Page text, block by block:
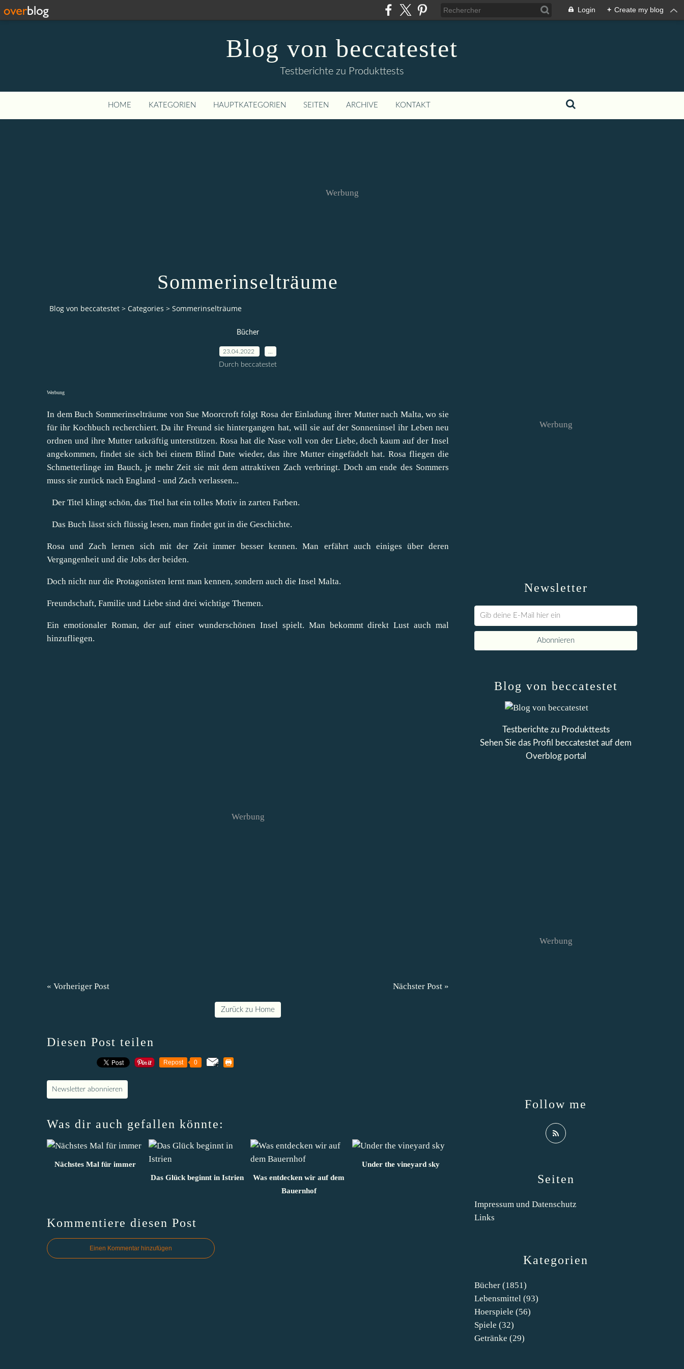
Login + Create my blog
Blog von beccatestet
Testberichte zu Produkttests
HOME KATEGORIEN HAUPTKATEGORIEN SEITEN ARCHIVE KONTAKT
Werbung
Sommerinselträume
Blog von beccatestet > Categories > Sommerinselträume
Bücher
23.04.2022
Durch beccatestet
Werbung
In dem Buch Sommerinselträume von Sue Moorcroft folgt Rosa der Einladung ihrer Mutter nach Malta, wo sie
für ihr Kochbuch recherchiert. Da ihr Freund sie hintergangen hat, will sie auf der Sonneninsel ihr Leben neu
ordnen und ihre Mutter tatkräftig unterstützen. Rosa hat die Nase voll von der Liebe, doch kaum auf der Insel
angekommen, findet sie sich bei einem Blind Date wieder, das ihre Mutter eingefädelt hat. Rosa fliegen die
Schmetterlinge im Bauch, je mehr Zeit sie mit dem attraktiven Zach verbringt. Doch am ende des Sommers
muss sie zurück nach England - und Zach verlassen...
Der Titel klingt schön, das Titel hat ein tolles Motiv in zarten Farben.
Das Buch lässt sich flüssig lesen, man findet gut in die Geschichte.
Rosa und Zach lernen sich mit der Zeit immer besser kennen. Man erfährt auch einiges über deren
Vergangenheit und die Jobs der beiden.
Doch nicht nur die Protagonisten lernt man kennen, sondern auch die Insel Malta.
Freundschaft, Familie und Liebe sind drei wichtige Themen.
Ein emotionaler Roman, der auf einer wunderschönen Insel spielt. Man bekommt direkt Lust auch mal
hinzufliegen.
Werbung
« Vorheriger Post Nächster Post »
Zurück zu Home
Diesen Post teilen
Repost 0
Newsletter abonnieren
Was dir auch gefallen könnte:
Nächstes Mal für immer
Das Glück beginnt in Istrien
Was entdecken wir auf dem
Bauernhof
Under the vineyard sky
Kommentiere diesen Post
Einen Kommentar hinzufügen
Newsletter
Werbung
Kategorien
Bücher (1851)
Lebensmittel (93)
Hoerspiele (56)
Spiele (32)
Getränke (29)
Seiten
Impressum und Datenschutz
Links
Blog von beccatestet
Testberichte zu Produkttests
Sehen Sie das Profil
beccatestet auf dem
Overblog portal
Follow me
Werbung